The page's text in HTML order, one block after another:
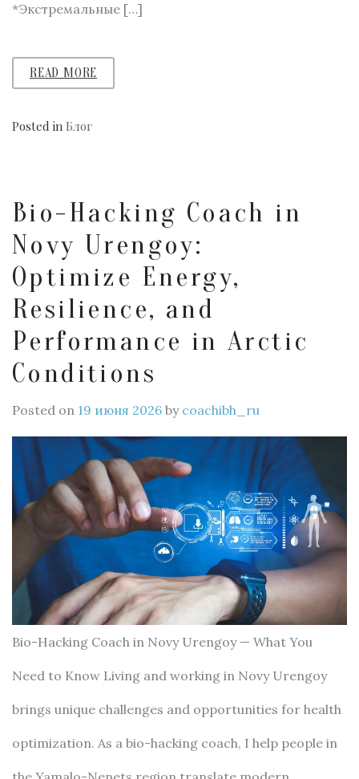
*Экстремальные […]
READ MORE
Posted in Блог
Bio-Hacking Coach in
Novy Urengoy:
Optimize Energy,
Resilience, and
Performance in Arctic
Conditions
Posted on 19 июня 2026 by coachibh_ru
Bio-Hacking Coach in Novy Urengoy — What You
Need to Know Living and working in Novy Urengoy
brings unique challenges and opportunities for health
optimization. As a bio-hacking coach, I help people in